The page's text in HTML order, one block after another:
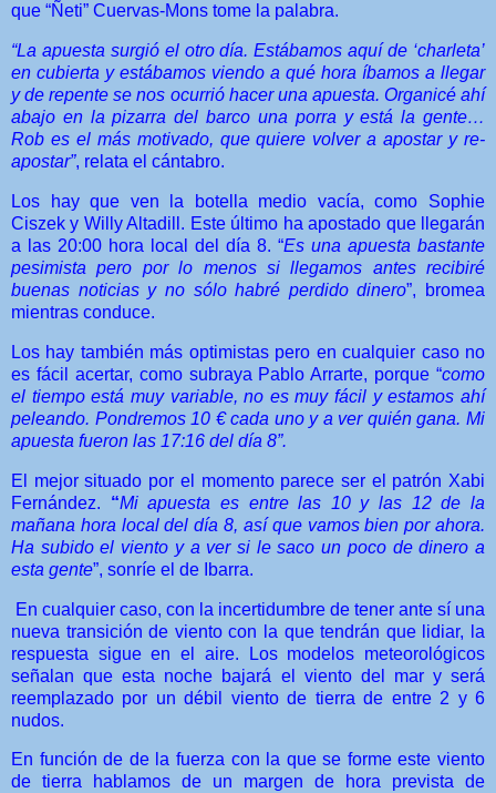
que “Ñeti” Cuervas-Mons tome la palabra.
“La apuesta surgió el otro día. Estábamos aquí de ‘charleta’
en cubierta y estábamos viendo a qué hora íbamos a llegar
y de repente se nos ocurrió hacer una apuesta. Organicé ahí
abajo en la pizarra del barco una porra y está la gente…
Rob es el más motivado, que quiere volver a apostar y re-
apostar”, relata el cántabro.
Los hay que ven la botella medio vacía, como Sophie
Ciszek y Willy Altadill. Este último ha apostado que llegarán
a las 20:00 hora local del día 8. “Es una apuesta bastante
pesimista pero por lo menos si llegamos antes recibiré
buenas noticias y no sólo habré perdido dinero”, bromea
mientras conduce.
Los hay también más optimistas pero en cualquier caso no
es fácil acertar, como subraya Pablo Arrarte, porque “como
el tiempo está muy variable, no es muy fácil y estamos ahí
peleando. Pondremos 10 € cada uno y a ver quién gana. Mi
apuesta fueron las 17:16 del día 8”.
El mejor situado por el momento parece ser el patrón Xabi
Fernández. “Mi apuesta es entre las 10 y las 12 de la
mañana hora local del día 8, así que vamos bien por ahora.
Ha subido el viento y a ver si le saco un poco de dinero a
esta gente”, sonríe el de Ibarra.
En cualquier caso, con la incertidumbre de tener ante sí una
nueva transición de viento con la que tendrán que lidiar, la
respuesta sigue en el aire. Los modelos meteorológicos
señalan que esta noche bajará el viento del mar y será
reemplazado por un débil viento de tierra de entre 2 y 6
nudos.
En función de de la fuerza con la que se forme este viento
de tierra hablamos de un margen de hora prevista de